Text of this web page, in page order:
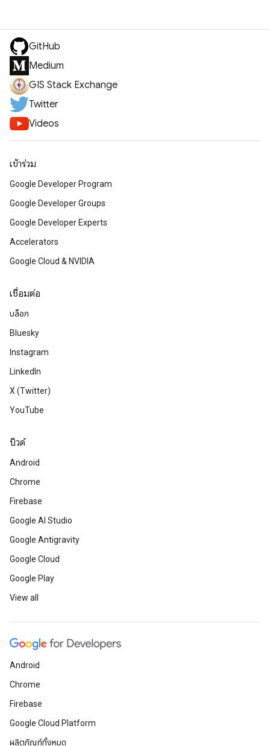
GitHub
Medium
GIS Stack Exchange
Twitter
Videos
เข้าร่วม
Google Developer Program
Google Developer Groups
Google Developer Experts
Accelerators
Google Cloud & NVIDIA
เชื่อมต่อ
บล็อก
Bluesky
Instagram
LinkedIn
X (Twitter)
YouTube
บิวด์
Android
Chrome
Firebase
Google AI Studio
Google Antigravity
Google Cloud
Google Play
View all
Android
Chrome
Firebase
Google Cloud Platform
ผลิตภัณฑ์ทั้งหมด